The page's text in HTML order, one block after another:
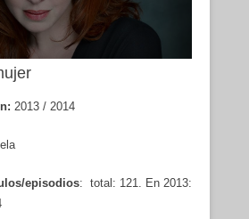
2013 / 2014
episodios: total: 121. En 2013: